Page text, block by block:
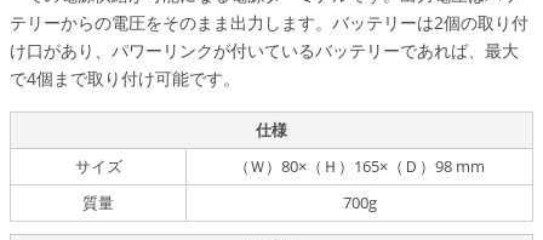
テリーからの電圧をそのまま出力します。バッテリーは2個の取り付
け口があり、パワーリンクが付いているバッテリーであれば、最大
で4個まで取り付け可能です。
仕様
サイズ
（Ｗ）80×（Ｈ）165×（Ｄ）98 mm
質量
700g